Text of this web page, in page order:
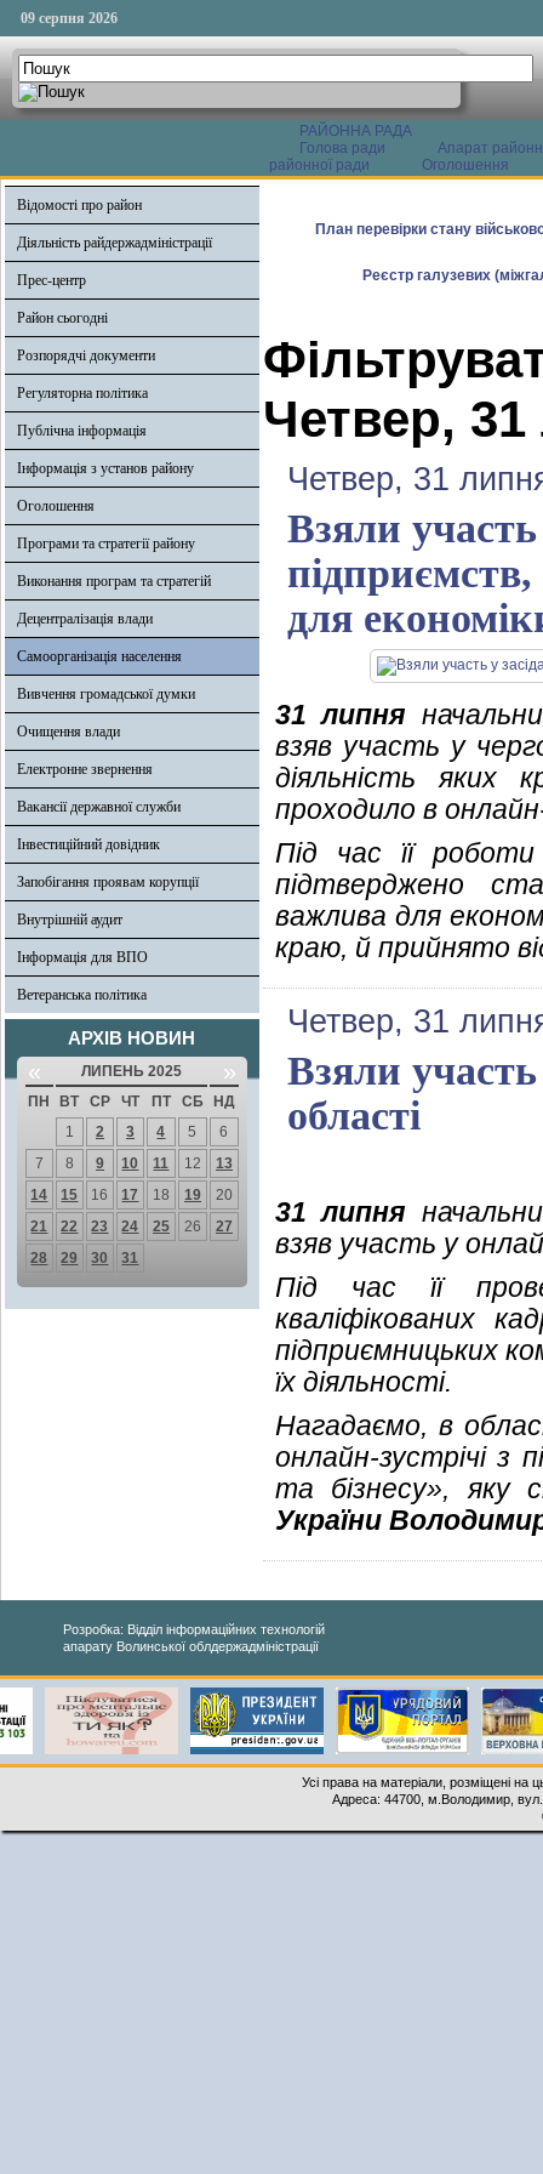
09 серпня 2026
РАЙОННА РАДА
Голова ради
Апарат
районної ради
Оголошення
Відомості про район
Діяльність райдержадміністрації
Прес-центр
Район сьогодні
Розпорядчі документи
Регуляторна політика
Публічна інформація
Інформація з установ району
Оголошення
Програми та стратегії району
Виконання програм та стратегій
Децентралізація влади
Самоорганізація населення
Вивчення громадської думки
Очищення влади
Електронне звернення
Вакансії державної служби
Інвестиційний довідник
Запобігання проявам корупції
Внутрішній аудит
Інформація для ВПО
Ветеранська політика
АРХІВ НОВИН
« ЛИПЕНЬ 2025 »
ПН ВТ СР ЧТ ПТ СБ
НД
1
2 3 4 5
6
7
8 9 10 11 12
13
14
15 16 17 18 19
20
21
22 23 24 25 26
27
28
29 30 31
План перевірки стану
Реєстр галузевих
Четвер,
Четвер, 31
Взяли участь
для
31 липня
взяв участь у
діяльність яких
проходило в
Під час її
підтверджено
важлива для
краю, й прийнято
Четвер, 31
Взяли
області
31 липня
взяв участь у
Під час її
кваліфікованих
підприємницьких
їх діяльності.
Нагадаємо, в
онлайн-зустрічі з
та бізнесу», яку
України
Розробка: Відділ інформаційних технологій
апарату Волинської облдержадміністрації
Усі права на матеріали, розміщені на
Адреса: 44700, м.Володимир,